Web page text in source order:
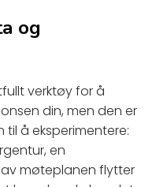
og
verktøy for å
din, men den er
til å eksperimentere:
en
møteplanen flytter